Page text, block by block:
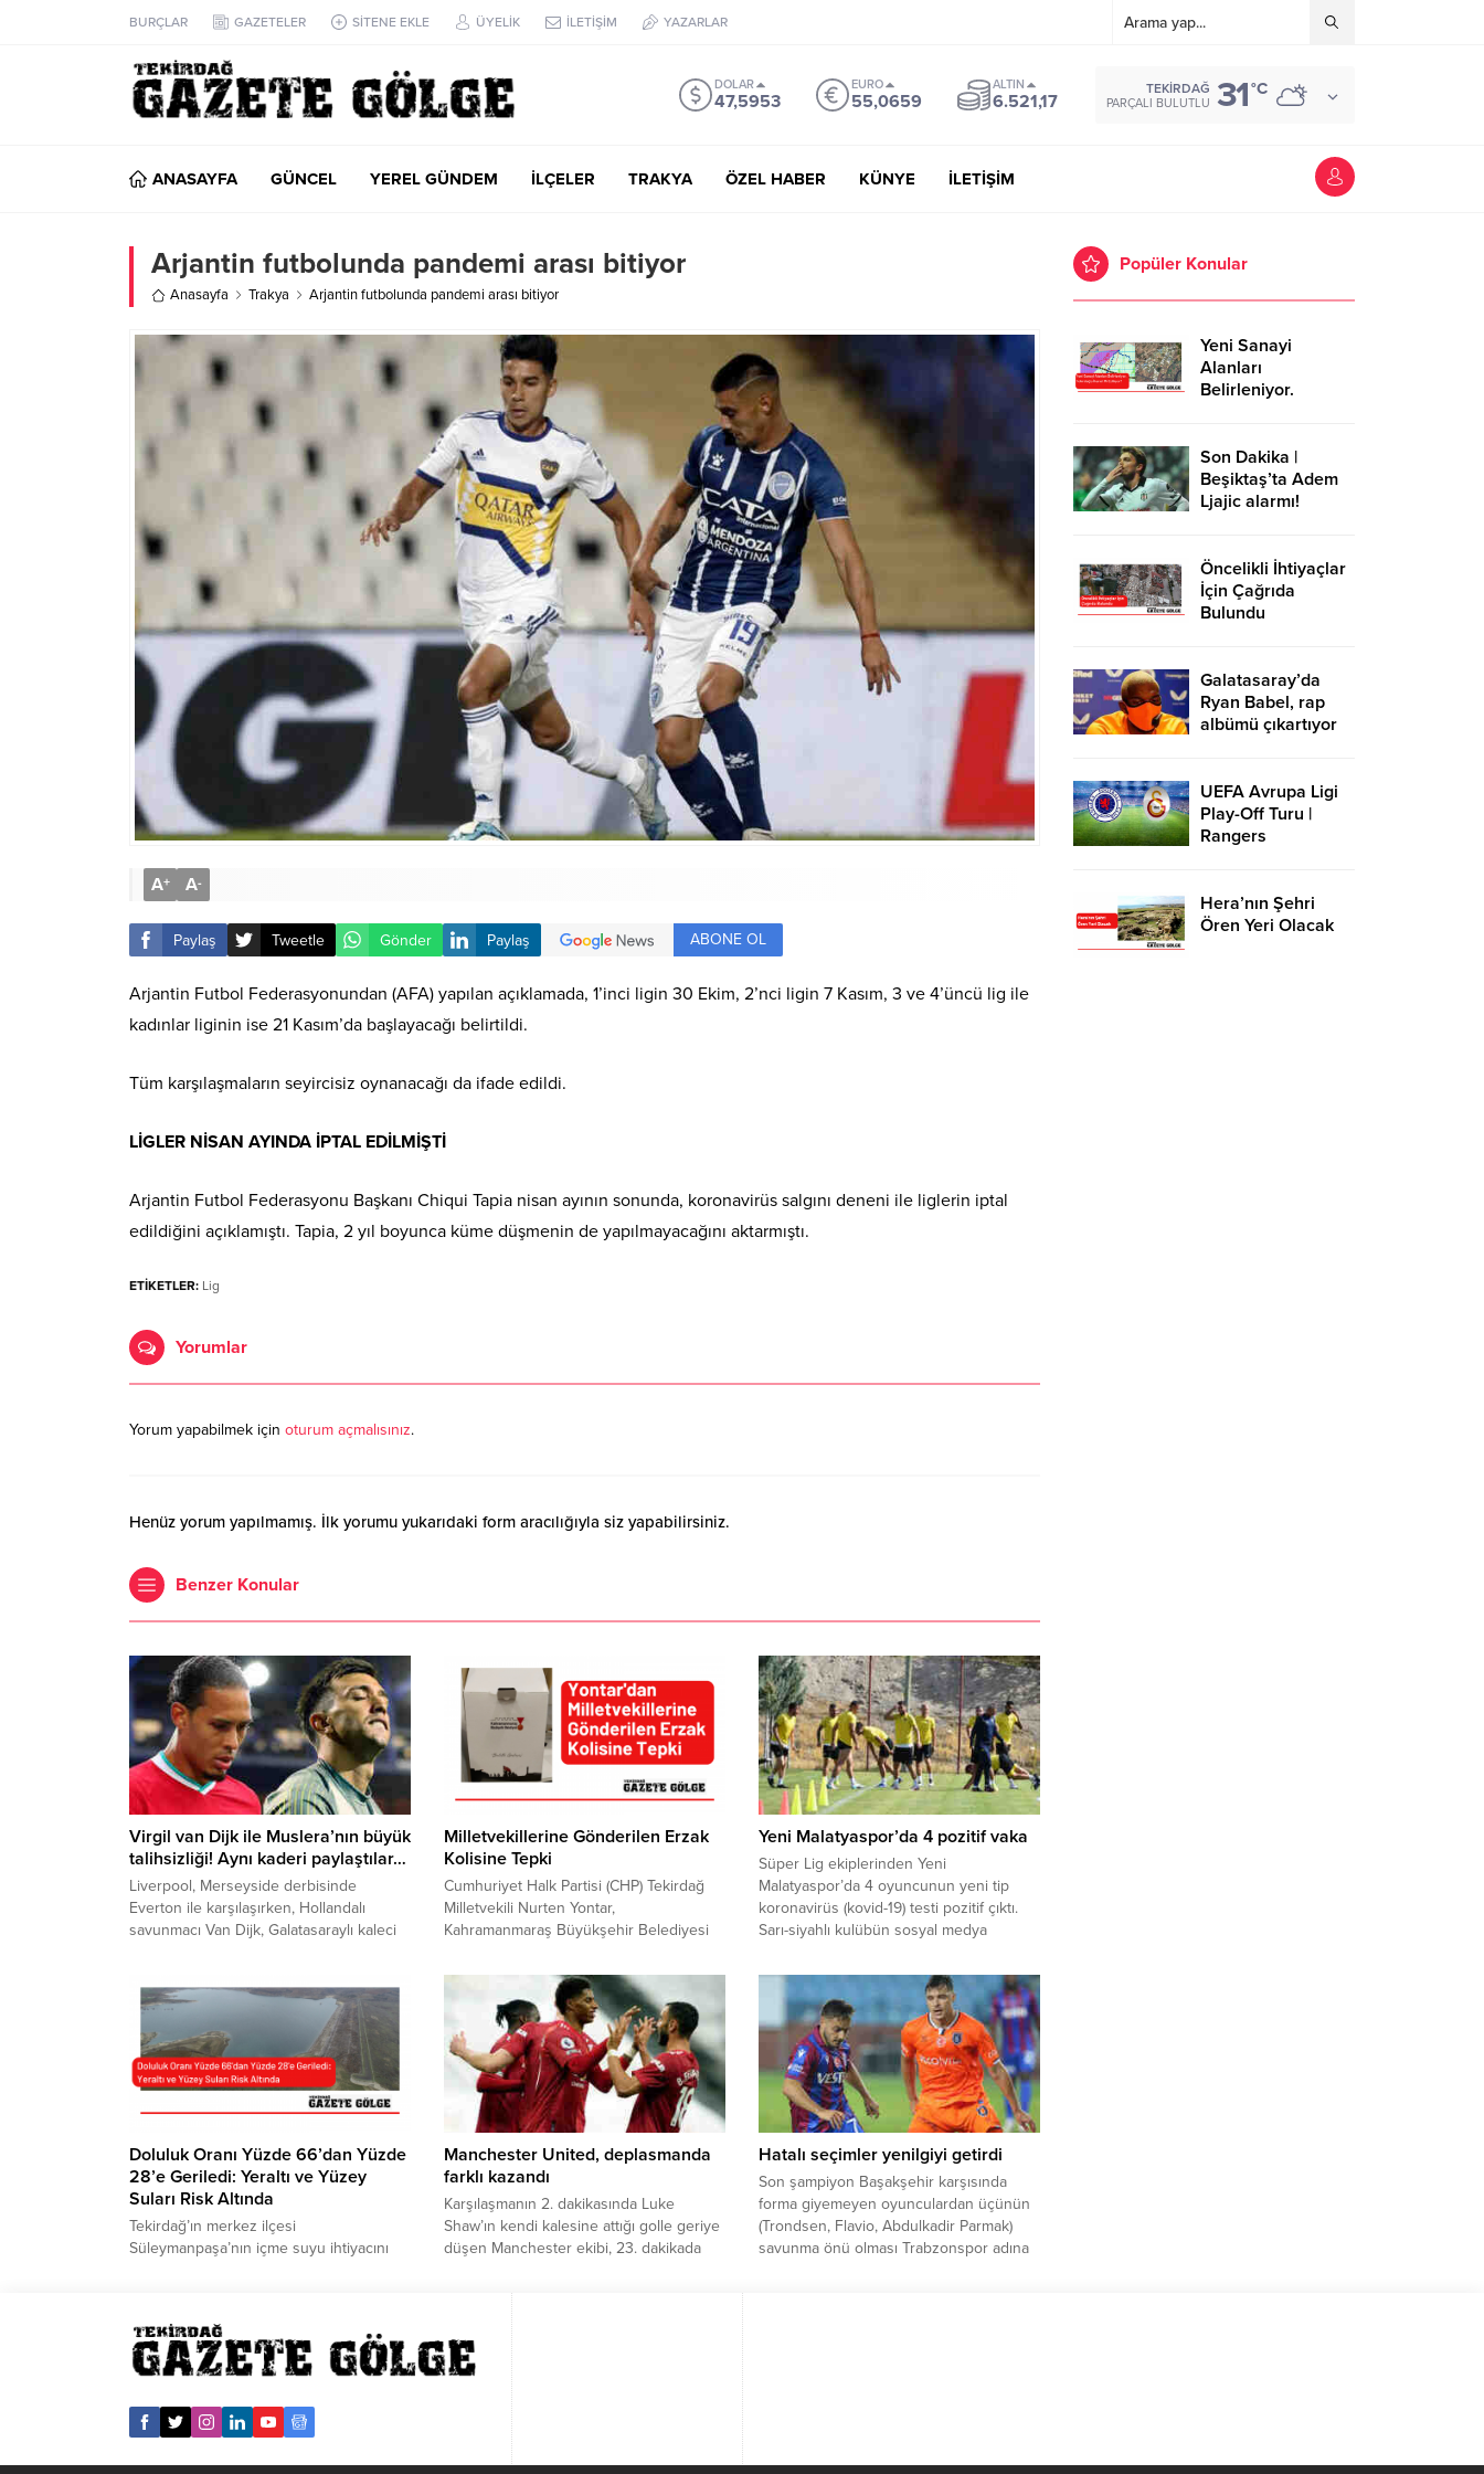
BURÇLAR GAZETELER SİTENE EKLE ÜYELİK İLETİŞİM YAZARLAR
DOLAR
47,5953
EURO
55,0659
ALTIN
6.521,17
TEKIRDAĞ
PARÇALI BULUTLU 31°C
ANASAYFA GÜNCEL YEREL GÜNDEM İLÇELER TRAKYA ÖZEL HABER KÜNYE İLETİŞİM
Arjantin futbolunda pandemi arası bitiyor
Anasayfa Trakya Arjantin futbolunda pandemi arası bitiyor
A+ A-
Paylaş Tweetle Gönder Paylaş ABONE OL
Arjantin Futbol Federasyonundan (AFA) yapılan açıklamada, 1’inci ligin 30 Ekim, 2’nci ligin 7 Kasım, 3 ve 4’üncü lig ile
kadınlar liginin ise 21 Kasım’da başlayacağı belirtildi.
Tüm karşılaşmaların seyircisiz oynanacağı da ifade edildi.
LİGLER NİSAN AYINDA İPTAL EDİLMİŞTİ
Arjantin Futbol Federasyonu Başkanı Chiqui Tapia nisan ayının sonunda, koronavirüs salgını deneni ile liglerin iptal
edildiğini açıklamıştı. Tapia, 2 yıl boyunca küme düşmenin de yapılmayacağını aktarmıştı.
ETİKETLER: Lig
Yorumlar
Yorum yapabilmek için oturum açmalısınız.
Henüz yorum yapılmamış. İlk yorumu yukarıdaki form aracılığıyla siz yapabilirsiniz.
Benzer Konular
Virgil van Dijk ile Muslera’nın büyük
talihsizliği! Aynı kaderi paylaştılar…
Liverpool, Merseyside derbisinde
Everton ile karşılaşırken, Hollandalı
savunmacı Van Dijk, Galatasaraylı kaleci
Milletvekillerine Gönderilen Erzak
Kolisine Tepki
Cumhuriyet Halk Partisi (CHP) Tekirdağ
Milletvekili Nurten Yontar,
Kahramanmaraş Büyükşehir Belediyesi
kolisini, deprem mağduru aileler
olduğunu hatırlatarak iade etme kararı
aldı. Milletvekili Yontar, konuyla ilgili
yaptığı açıklamada, “Odalarımıza
ulaştırılan bu erzak kolisi, pek çok
deprem mağduru aile varken bize
gönderilmesi son derece düşündürücü.
Bu koliyi, ihtiyaç...
Yeni Malatyaspor’da 4 pozitif vaka
Süper Lig ekiplerinden Yeni
Malatyaspor’da 4 oyuncunun yeni tip
koronavirüs (kovid-19) testi pozitif çıktı.
Sarı-siyahlı kulübün sosyal medya
“Futbolcu kadromuz, teknik heyetimiz ve
kulüp çalışanlarımıza rutin olarak
uyguladığımız Kovid-19 testleri yapılmış, 4
oyuncumuzda pozitif vakaya rastlanmıştır.
Ev izolasyonuna alınan oyuncularımızın
tedavisi sürmektedir.” denildi. Öte
yandan, futbolculardan Jody...
Doluluk Oranı Yüzde 66’dan Yüzde
28’e Geriledi: Yeraltı ve Yüzey
Suları Risk Altında
Tekirdağ’ın merkez ilçesi
Süleymanpaşa’nın içme suyu ihtiyacını
yüzde 66 olan doluluk oranı, 2023’de
yüzde 28’e geriledi. Barajların yanı sıra,
yeraltı sularında da tehlikeli azalmaların
olduğu bildirildi. TESKİ Genel Müdürü
Turhan Toprak, “Sanayinin, nüfusun
Manchester United, deplasmanda
farklı kazandı
Karşılaşmanın 2. dakikasında Luke
Shaw’ın kendi kalesine attığı golle geriye
düşen Manchester ekibi, 23. dakikada
yarıda kazanılan penaltı atışından
yararlanamayan Portekizli Bruno
Fernandes, 86. dakikada takımını 2-1 öne
geçirdi. Ev sahibi ekip, 90. dakikada
Aaron Wan-Bissaka ve 90 6. dakikada
Marcus Rashford’un golleriyle rakibini...
Hatalı seçimler yenilgiyi getirdi
Son şampiyon Başakşehir karşısında
forma giyemeyen oyunculardan üçünün
(Trondsen, Flavio, Abdulkadir Parmak)
savunma önü olması Trabzonspor adına
Popüler Konular
Yeni Sanayi
Alanları
Belirleniyor.
Son Dakika |
Beşiktaş’ta Adem
Ljajic alarmı!
Öncelikli İhtiyaçlar
İçin Çağrıda
Bulundu
Galatasaray’da
Ryan Babel, rap
albümü çıkartıyor
UEFA Avrupa Ligi
Play-Off Turu |
Rangers
Hera’nın Şehri
Ören Yeri Olacak